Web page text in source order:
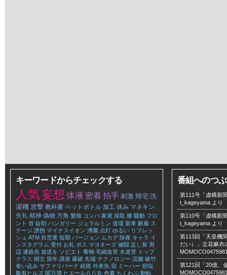
キーワードからチェックする
人気妄想 体液 密着拍手 刺激 帰宅 洗
濯機 攻撃 教科書 ペットボトル 加工 休み マネキン
失礼 精神 偽物 方角 繁殖 コンパ 家屋 採取 膝 騒動 フロ
ント 首 錠剤 ハンガリー ジュラルミン 道場 新車 解雇 ス
テージ 誘拐 マイナスイオン 沸騰 点灯 ゆるい リフレッ
シュ ATM 自営業 短期 バージョン ムカデ 除夜 キャラ イ
ンスタグラム 受付 お礼 ボス マヨネーズ 健闘 足し算 周
辺 連絡先 放送を ソビエト 毒物 毛細血管 水道管 トップ
クラス 樹立 留年 講座 爆破 先端 テクノロジー 浣腸 破竹
食い込み サファリパーク 経路 外来魚 宿 ミーハー 煩悩
亀有ヒルズ 闇万博 ヒエール八八丸 色素 ちくわぶ 動転
番組へのつ
第111号「虚構新
t_kageyama より
第110号「虚構新
t_kageyama より
第113回「天皇機
だい）」立花麻衣
第121回「20億、